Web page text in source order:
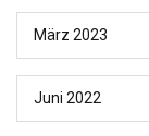
März 2023
Juni 2022